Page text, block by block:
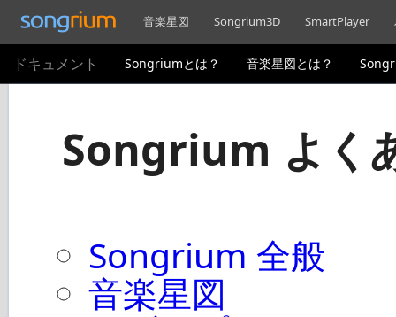
音楽星図 Songrium3D SmartPlayer
ドキュメント Songriumとは？ 音楽星図とは？
Songrium よく
Songrium 全般
音楽星図